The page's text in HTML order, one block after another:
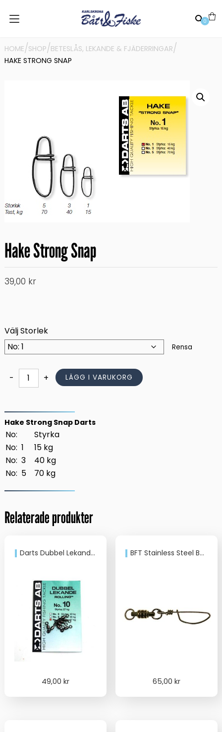
0
HOME/SHOP/BETESLÅS, LEKANDE & FJÄDERRINGAR/
HAKE STRONG SNAP
Hake Strong Snap
39,00 kr
Välj Storlek
Rensa
-
Strong
mängd
+ LÄGG I VARUKORG
Hake Strong Snap Darts
No: Styrka
No: 1
15 kg
No: 3
40 kg
No: 5
70 kg
Relaterade produkter
Darts Dubbel Lekande Rolling
49,00kr
BFT Stainless Steel Ballbearing & Tournament Snap
65,00 kr